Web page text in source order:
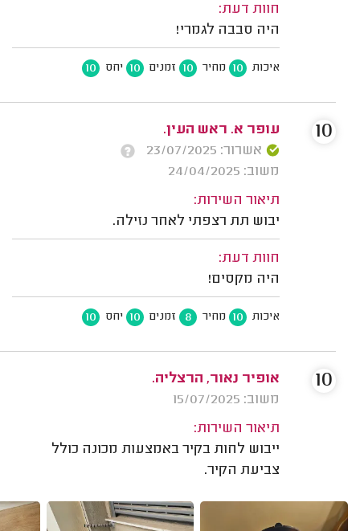
חוות דעת:
היה סבבה לגמרי!
איכות 10 מחיר 10 זמנים 10 יחס 10
עופר א. ראש העין.
אשרור: 23/07/2025
משוב: 24/04/2025
תיאור השירות:
יבוש תת רצפתי לאחר נזילה.
חוות דעת:
היה מקסים!
איכות 10 מחיר 8 זמנים 10 יחס 10
10
אופיר נאור, הרצליה.
משוב: 15/07/2025
תיאור השירות:
ייבוש לחות בקיר באמצעות מכונה כולל
צביעת הקיר.
10